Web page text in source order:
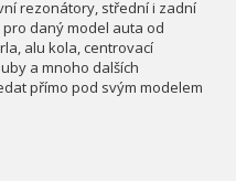
rezonátory, střední i zadní
daný model auta od
alu kola, centrovací
a mnoho dalších
přímo pod svým modelem